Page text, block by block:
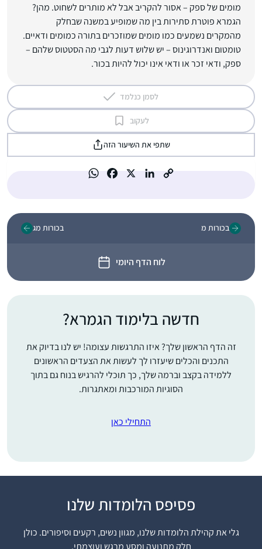
מומים של ספק – אסור להקריב אבל לא מותרים לשחוט. מהן?
הגמרא פוטרת סתירות בין מה שמופיע במשנה שבחלק
מהמקרים נשמעים כמו מומים שמוזכרים בתורה כמומים ודאיים.
טומטום ואנדרוגינוס – יש שלוש דעות לגבי מה הסטטוס שלהם –
ספק, ודאי זכר או ודאי אינו יכול להיות בכור.
לסמן כנלמד
לעקוב
שתפי את השיעור הזה
בכורות מ
לוח הדף היומי
בכורות מג
חדשה בלימוד הגמרא?
זה הדף הראשון שלך? איזו התרגשות עצומה! יש לנו בדיוק את
התכנים והכלים שיעזרו לך לעשות את הצעדים הראשונים
ללמידה בקצב וברמה שלך, כך תוכלי להרגיש בנוח גם בתוך
הסוגיות המורכבות ומאתגרות.
התחילי כאן
פסיפס הלומדות שלנו
גלי את קהילת הלומדות שלנו, מגוון נשים, רקעים וסיפורים. כולן
חלק מתנועה ומסע מרגש ועוצמתי.
בתחילת מסכת ברכות,
עוד לא ידעתי כלום.
נחשפתי לסיום הש״ס,